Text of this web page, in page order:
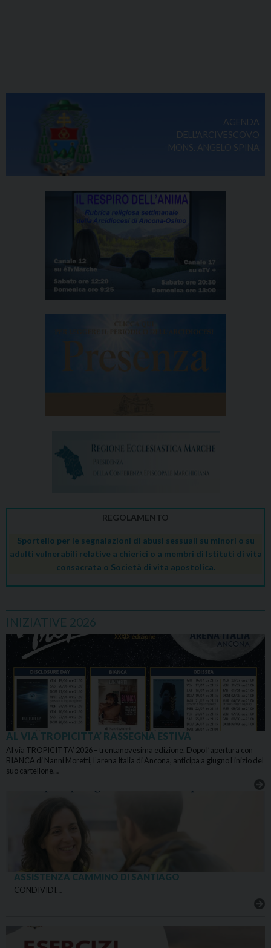
AGENDA
DELL'ARCIVESCOVO
MONS. ANGELO SPINA
REGOLAMENTO
Sportello per le segnalazioni di abusi sessuali su minori o su
adulti vulnerabili relative a chierici o a membri di Istituti di vita
consacrata o Società di vita apostolica.
INIZIATIVE 2026
AL VIA TROPICITTA’ RASSEGNA ESTIVA
Al via TROPICITTA’ 2026 – trentanovesima edizione. Dopo l’apertura con
BIANCA di Nanni Moretti, l’arena Italia di Ancona, anticipa a giugno l’inizio del
suo cartellone…
ASSISTENZA CAMMINO DI SANTIAGO
CONDIVIDI…